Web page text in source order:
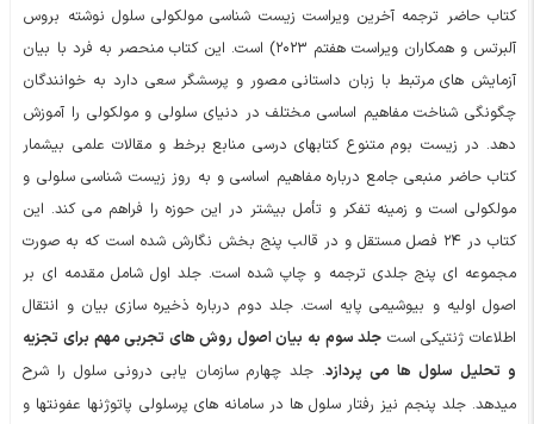
کتاب حاضر ترجمه آخرین ویراست زیست شناسی مولکولی سلول نوشته بروس
آلبرتس و همکاران ویراست هفتم ۲۰۲۳) است. این کتاب منحصر به فرد با بیان
آزمایش های مرتبط با زبان داستانی مصور و پرسشگر سعی دارد به خوانندگان
چگونگی شناخت مفاهیم اساسی مختلف در دنیای سلولی و مولکولی را آموزش
دهد. در زیست بوم متنوع کتابهای درسی منابع برخط و مقالات علمی بیشمار
کتاب حاضر منبعی جامع درباره مفاهیم اساسی و به روز زیست شناسی سلولی و
مولکولی است و زمینه تفکر و تأمل بیشتر در این حوزه را فراهم می کند. این
کتاب در ۲۴ فصل مستقل و در قالب پنج بخش نگارش شده است که به صورت
مجموعه ای پنج جلدی ترجمه و چاپ شده است. جلد اول شامل مقدمه ای بر
اصول اولیه و بیوشیمی پایه است. جلد دوم درباره ذخیره سازی بیان و انتقال
اطلاعات ژنتیکی است جلد سوم به بیان اصول روش های تجربی مهم برای تجزیه
و تحلیل سلول ها می پردازد. جلد چهارم سازمان یابی درونی سلول را شرح
میدهد. جلد پنجم نیز رفتار سلول ها در سامانه های پرسلولی پاتوژنها عفونتها و